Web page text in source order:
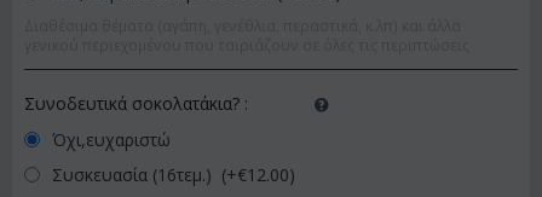
Συνοδευτικά σοκολατάκια? :
Όχι,ευχαριστώ
Συσκευασία (16τεμ.) (+€12.00)